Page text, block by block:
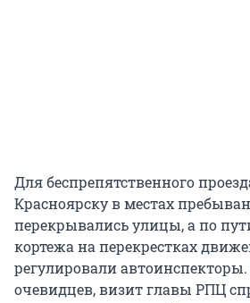
Для беспрепятственного
Красноярску в местах
перекрывались улицы, а по
кортежа на перекрестках
регулировали
очевидцев, визит главы РПЦ